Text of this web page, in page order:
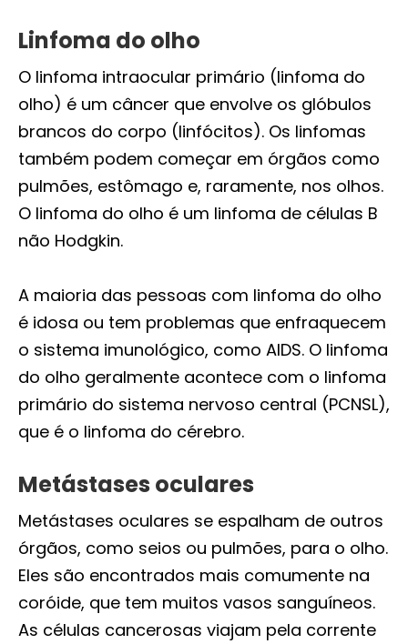
Linfoma do olho
O linfoma intraocular primário (linfoma do
olho) é um câncer que envolve os glóbulos
brancos do corpo (linfócitos). Os linfomas
também podem começar em órgãos como
pulmões, estômago e, raramente, nos olhos.
O linfoma do olho é um linfoma de células B
não Hodgkin.
A maioria das pessoas com linfoma do olho
é idosa ou tem problemas que enfraquecem
o sistema imunológico, como AIDS. O linfoma
do olho geralmente acontece com o linfoma
primário do sistema nervoso central (PCNSL),
que é o linfoma do cérebro.
Metástases oculares
Metástases oculares se espalham de outros
órgãos, como seios ou pulmões, para o olho.
Eles são encontrados mais comumente na
coróide, que tem muitos vasos sanguíneos.
As células cancerosas viajam pela corrente